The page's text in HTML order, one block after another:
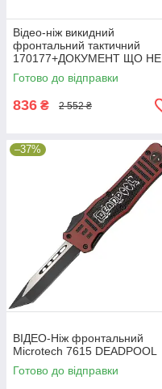
Відео-ніж викидний
фронтальний тактичний
170177+ДОКУМЕНТ ЩО НЕ
ХО + чохол
Готово до відправки
836 ₴ 2 552 ₴
–37%
ВІДЕО-Ніж фронтальний
Microtech 7615 DEADPOOL
Готово до відправки